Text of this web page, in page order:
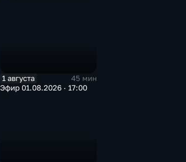
1 августа
45 мин
Эфир 01.08.2026 · 17:00